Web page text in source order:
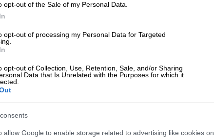
opt-out of the Sale of my Personal Data.
opt-out of processing my Personal Data for Targeted
opt-out of Collection, Use, Retention, Sale, and/or Sharing
Data that Is Unrelated with the Purposes for which it
allow Google to enable storage related to advertising like cookies on
υπάρχει
ενώ σχεδόν κάθε χρόνο το κλίμα
εκλογές